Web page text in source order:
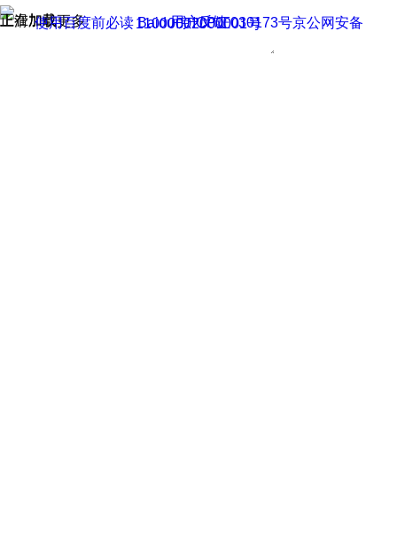
正在加载
上滑加载更多 用户反馈
使用百度前必读 Baidu 京ICP证030173号
京公网安备11000002000001号